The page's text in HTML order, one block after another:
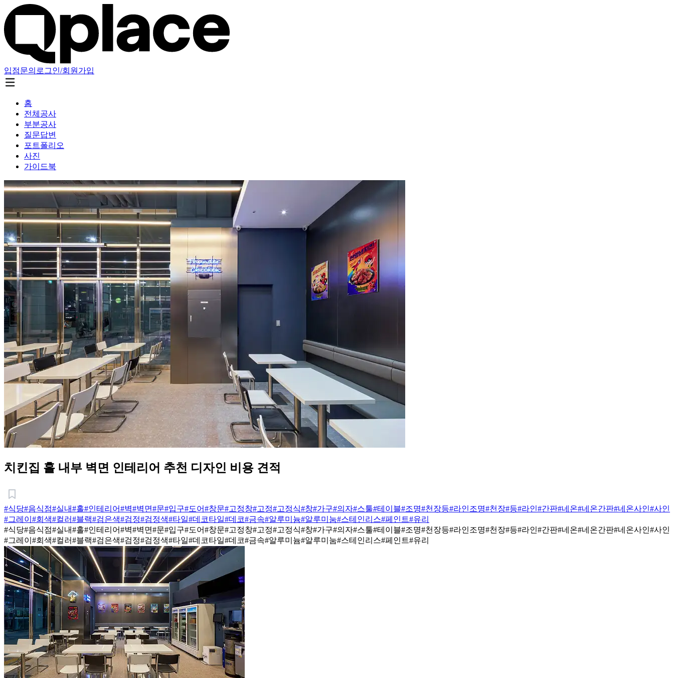
입점문의 로그인/회원가입
홈
전체공사
부분공사
질문답변
포트폴리오
사진
가이드북
치킨집 홀 내부 벽면 인테리어 추천 디자인 비용 견적
#식당#음식점#실내#홀#인테리어#벽#벽면#문#입구#도어#창문#고정창#고정#고정식#창#가구#의자#스툴#테이블#조명#천장등#라인조명#천장#등#라인#간판#네온#네온간판#네온사인#사인
#그레이 #회색#컬러#블랙#검은색#검정#검정색#타일#데코타일#데코#금속#알루미늄#알루미눔#스테인리스#페인트#유리
#식당#음식점#실내#홀#인테리어#벽#벽면#문#입구#도어#창문#고정창#고정#고정식#창#가구#의자#스툴#테이블#조명#천장등#라인조명#천장#등#라인#간판#네온#네온간판#네온사인#사인
#그레이 #회색#컬러#블랙#검은색#검정#검정색#타일#데코타일#데코#금속#알루미늄#알루미눔#스테인리스#페인트#유리